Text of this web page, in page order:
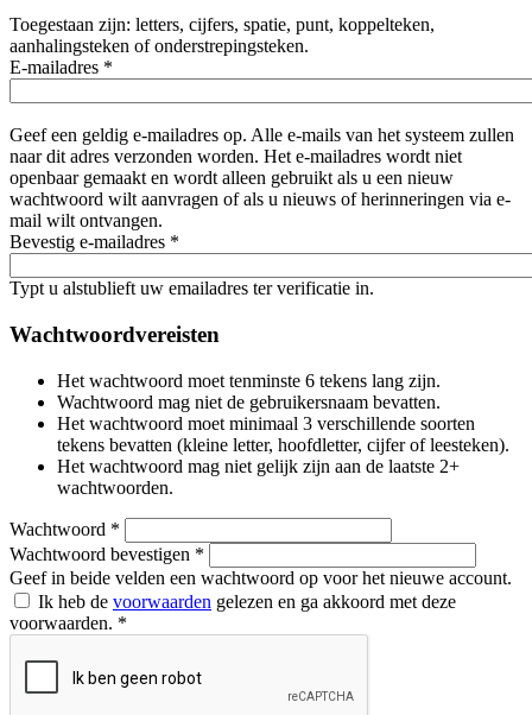
Toegestaan zijn: letters, cijfers, spatie, punt, koppelteken,
aanhalingsteken of onderstrepingsteken.
E-mailadres *
Geef een geldig e-mailadres op. Alle e-mails van het systeem zullen
naar dit adres verzonden worden. Het e-mailadres wordt niet
openbaar gemaakt en wordt alleen gebruikt als u een nieuw
wachtwoord wilt aanvragen of als u nieuws of herinneringen via e-
mail wilt ontvangen.
Bevestig e-mailadres *
Typt u alstublieft uw emailadres ter verificatie in.
Wachtwoordvereisten
Het wachtwoord moet tenminste 6 tekens lang zijn.
Wachtwoord mag niet de gebruikersnaam bevatten.
Het wachtwoord moet minimaal 3 verschillende soorten
tekens bevatten (kleine letter, hoofdletter, cijfer of leesteken).
Het wachtwoord mag niet gelijk zijn aan de laatste 2+
wachtwoorden.
Wachtwoord *
Wachtwoord bevestigen *
Geef in beide velden een wachtwoord op voor het nieuwe account.
Ik heb de voorwaarden gelezen en ga akkoord met deze
voorwaarden. *